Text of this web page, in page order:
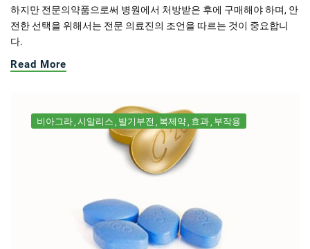
하지만 전문의약품으로써 병원에서 처방받은 후에 구매해야 하며, 안
전한 선택을 위해서는 전문 의료진의 조언을 따르는 것이 중요합니
다.
Read More
비아그라 시알리스 발기부전 복제약 효과 부작용